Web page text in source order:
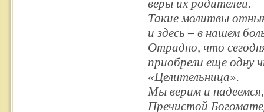
веры их родителей.
Такие молитвы
и здесь – в нашем
Отрадно, что
приобрели еще
«Целительница».
Мы верим и
Пречистой